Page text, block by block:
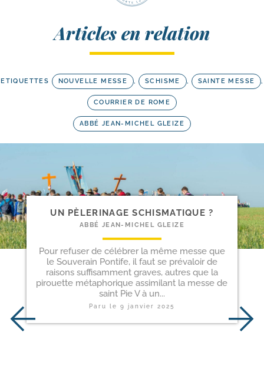
Articles en relation
ETIQUETTES NOUVELLE MESSE , SCHISME , SAINTE MESSE ,
COURRIER DE ROME
ABBÉ JEAN-MICHEL GLEIZE
UN PÈLERINAGE SCHISMATIQUE ?
ABBÉ JEAN-MICHEL GLEIZE
Pour refuser de célébrer la même messe que
le Souverain Pontife, il faut se prévaloir de
raisons suffisamment graves, autres que la
pirouette métaphorique assimilant la messe de
saint Pie V à un...
Paru le9 janvier 2025